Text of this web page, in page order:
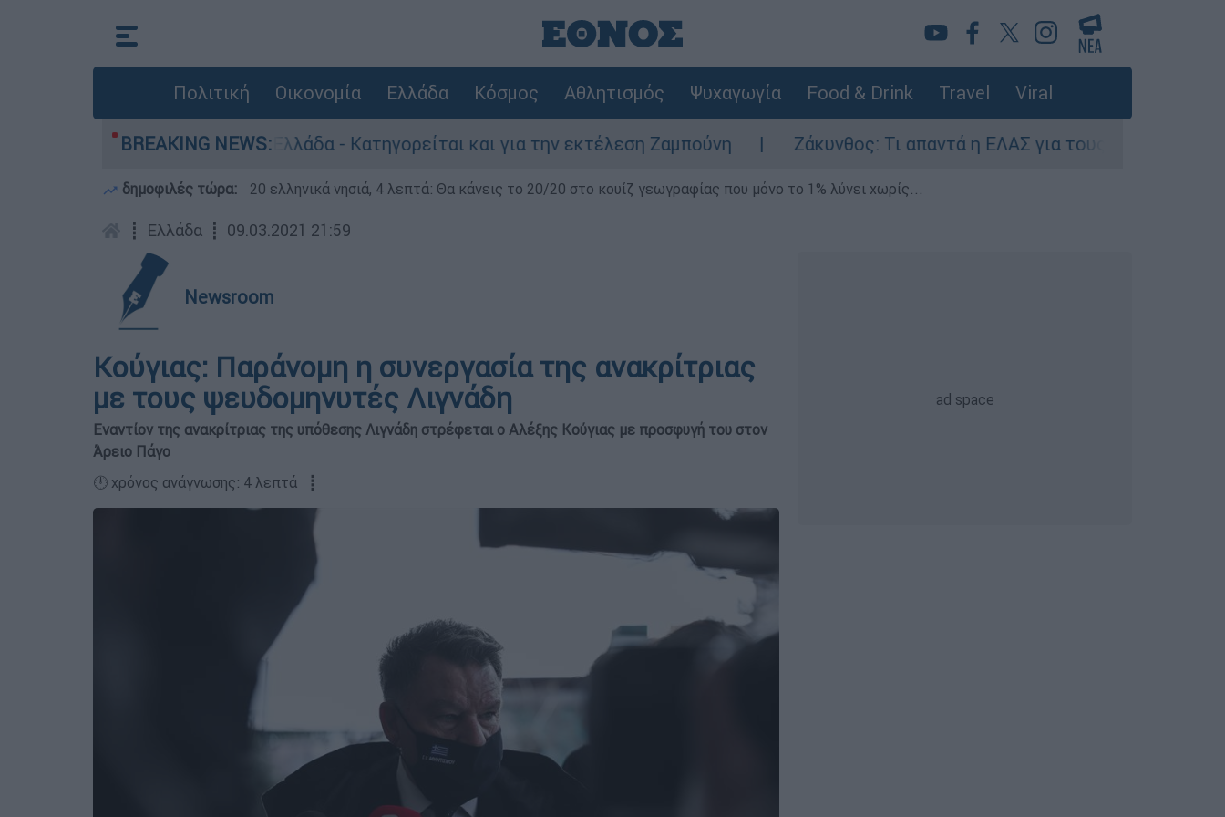
Πολιτική Οικονομία Ελλάδα Κόσμος Αθλητισμός Ψυχαγωγία Food & Drink Travel Viral
BREAKING NEWS:
ανθρωποκτονίες στην Ελλάδα - Κατηγορείται και για την εκτέλεση Ζαμπούνη Ζάκυνθος: Τι απαντά η ΕΛΑΣ για τους 8 βιασμούς
δημοφιλές τώρα: 20 ελληνικά νησιά, 4 λεπτά: Θα κάνεις το 20/20 στο κουίζ γεωγραφίας που μόνο το 1% λύνει χωρίς...
┋ Ελλάδα ┋ 09.03.2021 21:59
Newsroom
Κούγιας: Παράνομη η συνεργασία της ανακρίτριας
με τους ψευδομηνυτές Λιγνάδη
Εναντίον της ανακρίτριας της υπόθεσης Λιγνάδη στρέφεται ο Αλέξης Κούγιας με προσφυγή του στον
Άρειο Πάγο
🕛 χρόνος ανάγνωσης: 4 λεπτά ┋